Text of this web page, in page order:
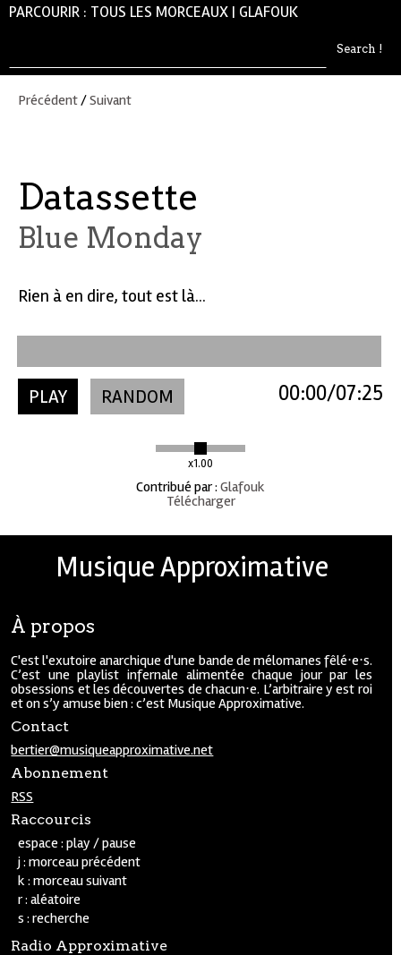
PARCOURIR : TOUS LES MORCEAUX | GLAFOUK
Précédent/Suivant
Datassette
Blue Monday
Rien à en dire, tout est là...
PLAY RANDOM
x1.00
07:25
00:00
Contribué par: Glafouk
Télécharger
Musique Approximative
À propos
C'est l'exutoire anarchique d'une bande de mélomanes fêlé⋅e⋅s.
C’est une playlist infernale alimentée chaque jour par les
obsessions et les découvertes de chacun⋅e. L’arbitraire y est roi
et on s’y amuse bien : c’est Musique Approximative.
Contact
bertier@musiqueapproximative.net
Abonnement
RSS
Raccourcis
espace : play / pause
j : morceau précédent
k : morceau suivant
r : aléatoire
s : recherche
Radio Approximative